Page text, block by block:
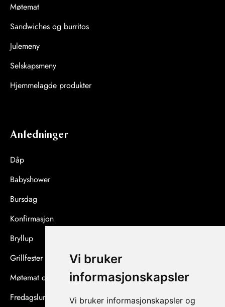
Vi bruker
informasjonskapsler
Vi bruker informasjonskapsler og
Møtemat
Sandwiches og burritos
Julemeny
Selskapsmeny
Hjemmelagde produkter
Anledninger
Dåp
Babyshower
Bursdag
Konfirmasjon
Bryllup
Grillfester og sommerfester
Møtemat og konferanser
Fredagslunsj og afterwork